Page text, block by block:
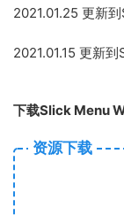
2021.01.25 更新
2021.01.15 更新
下载Slick Menu
资源下载